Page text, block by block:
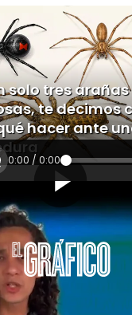
solo tres arañas
te decimos
hacer ante
0:00 / 0:00
[Publicidad]